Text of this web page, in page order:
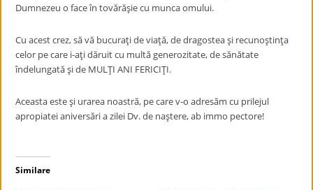
Dumnezeu o face în tovărăşie cu munca omului.
Cu acest crez, să vă bucuraţi de viaţă, de dragostea şi recunoştinţa
celor pe care i-aţi dăruit cu multă generozitate, de sănătate
îndelungată şi de MULŢI ANI FERICIŢI.
Aceasta este şi urarea noastră, pe care v-o adresăm cu prilejul
apropiatei aniversări a zilei Dv. de naştere, ab immo pectore!
Similare